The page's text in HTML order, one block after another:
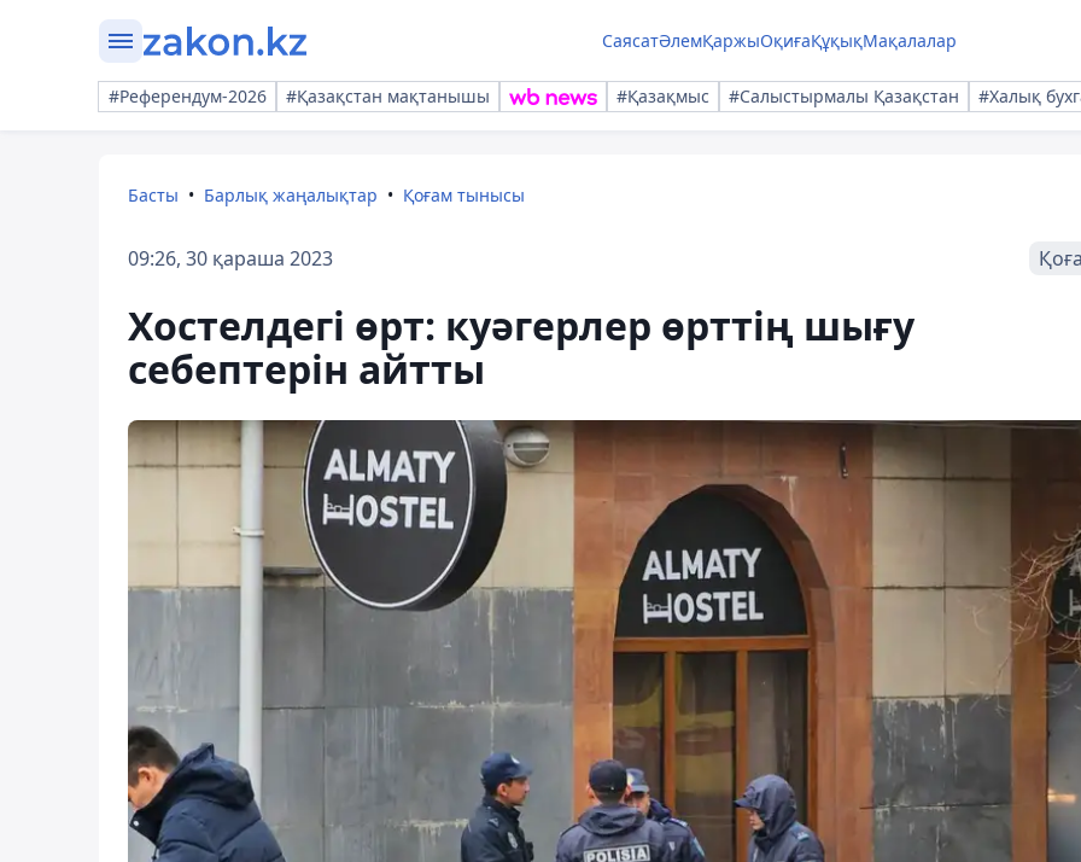
СаясатӘлемҚаржыОқиғаҚұқықМақалалар
#Референдум-2026 #Қазақстан мақтанышы #Қазақмыс #Салыстырмалы Қазақстан #Халық
Басты Барлық жаңалықтар Қоғам тынысы
09:26, 30 қараша 2023
Хостелдегі өрт: куәгерлер өрттің шығу
себептерін айтты